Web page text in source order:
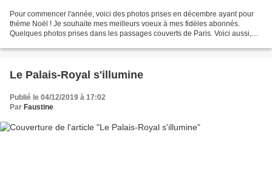
Pour commencer l'année, voici des photos prises en décembre ayant pour
thème Noël ! Je souhaite mes meilleurs voeux à mes fidèles abonnés.
Quelques photos prises dans les passages couverts de Paris. Voici aussi,
Le Palais-Royal s'illumine
Publié le 04/12/2019 à 17:02
Par Faustine